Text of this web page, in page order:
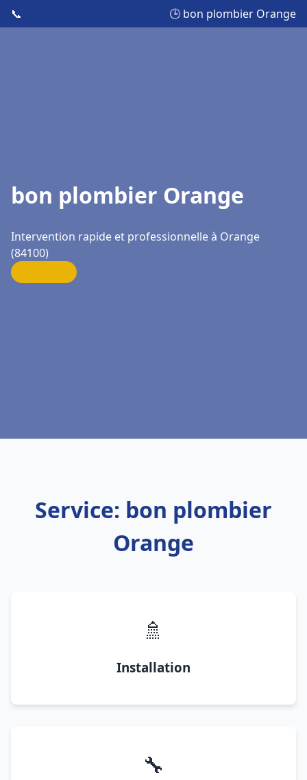
📞 🕒 bon plombier Orange
bon plombier Orange
Intervention rapide et professionnelle à Orange
(84100)
Service: bon plombier
Orange
🚿
Installation
🔧